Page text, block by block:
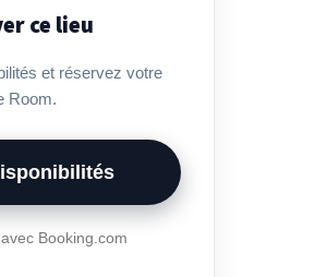
ce lieu
et réservez votre
Room.
Booking.com